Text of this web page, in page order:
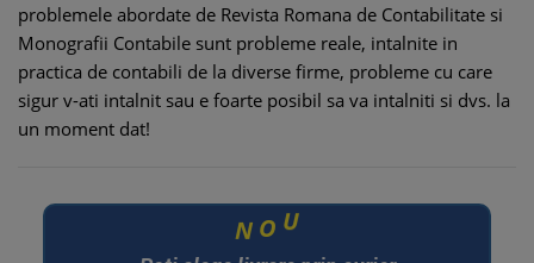
problemele abordate de Revista Romana de Contabilitate si
Monografii Contabile sunt probleme reale, intalnite in
practica de contabili de la diverse firme, probleme cu care
sigur v-ati intalnit sau e foarte posibil sa va intalniti si dvs. la
un moment dat!
N O U